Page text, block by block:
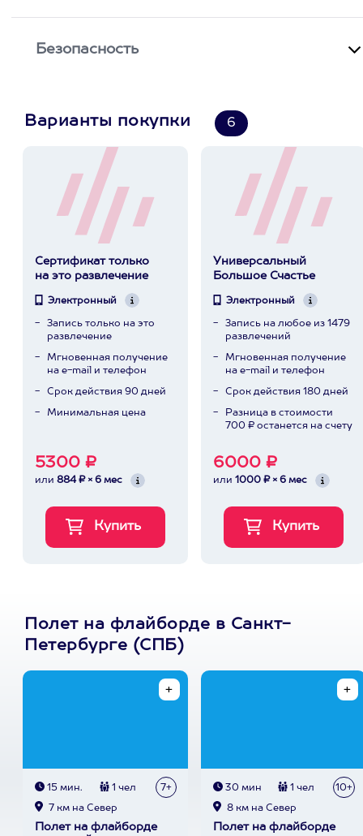
Безопасность
Варианты покупки 6
Сертификат только
на это развлечение
Электронный
Запись только на это
развлечение
Мгновенная получение
на e-mail и телефон
Срок действия 90 дней
Минимальная цена
5300 ₽
или 884 ₽ × 6 мес
Универсальный
Большое Счастье
Электронный
Запись на любое из 1479
развлечений
Мгновенная получение
на e-mail и телефон
Срок действия 180 дней
Разница в стоимости
700 ₽ останется на счету
6000 ₽
или 1000 ₽ × 6 мес
Полет на флайборде в Санкт-
Петербурге (СПБ)
15 мин. 1 чел 7+
7 км на Север
Полет на флайборде
30 мин 1 чел 10+
8 км на Север
Полет на флайборде